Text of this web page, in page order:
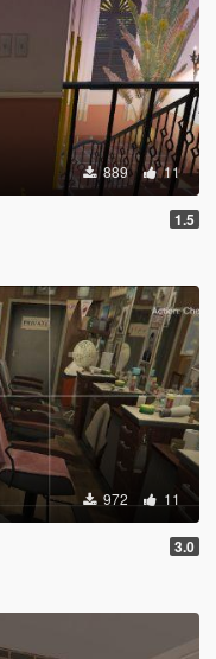
889 11
1.5
972 11
3.0